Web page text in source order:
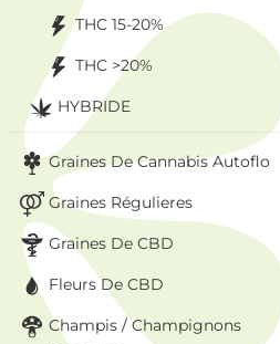
THC 15-20%
THC >20%
HYBRIDE
Graines De Cannabis Autoflo
Graines Régulieres
Graines De CBD
Fleurs De CBD
Champis / Champignons